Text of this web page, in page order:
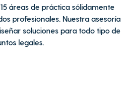
áreas de práctica sólidamente
profesionales. Nuestra asesoría
soluciones para todo tipo de
legales.